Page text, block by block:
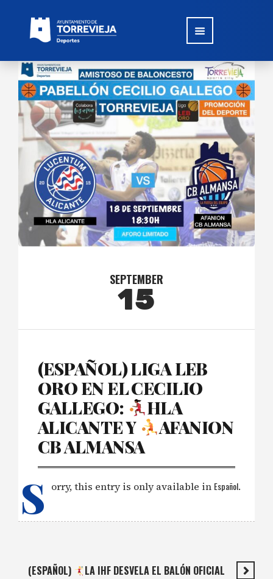
SEPTEMBER
15
(ESPAÑOL) LIGA LEB
ORO EN EL CECILIO
GALLEGO:
HLA
ALICANTE Y
AFANION
CB ALMANSA
S orry, this entry is only available in Español.
(ESPAÑOL)
LA IHF DESVELA EL BALÓN OFICIAL